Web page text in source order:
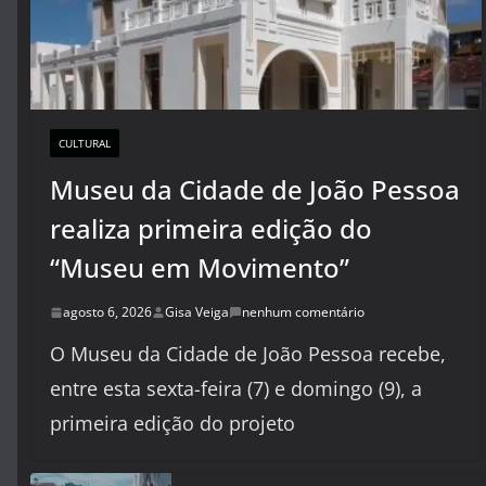
CULTURAL
Museu da Cidade de João Pessoa
realiza primeira edição do
“Museu em Movimento”
agosto 6, 2026 Gisa Veiga nenhum comentário
O Museu da Cidade de João Pessoa recebe,
entre esta sexta-feira (7) e domingo (9), a
primeira edição do projeto